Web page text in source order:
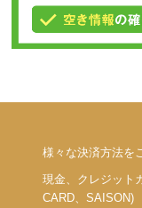
様々な決済方法を
現金、クレジット
CARD、SAISON)